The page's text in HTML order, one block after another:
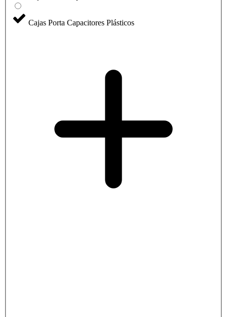
Cajas Porta Capacitores Plásticos